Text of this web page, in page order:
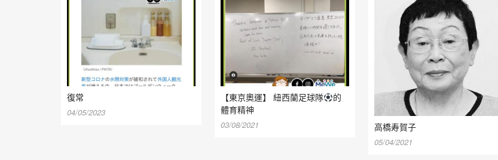
復常
04/05/2023
【東京奧運】 紐西蘭足球隊
的
體育精神
03/08/2021 高橋寿賀子
05/04/2021